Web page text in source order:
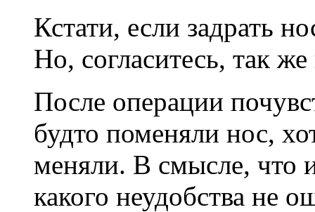
Кстати, если задрать
Но, согласитесь, так
После операции
будто поменяли нос,
меняли. В смысле, что
какого неудобства не